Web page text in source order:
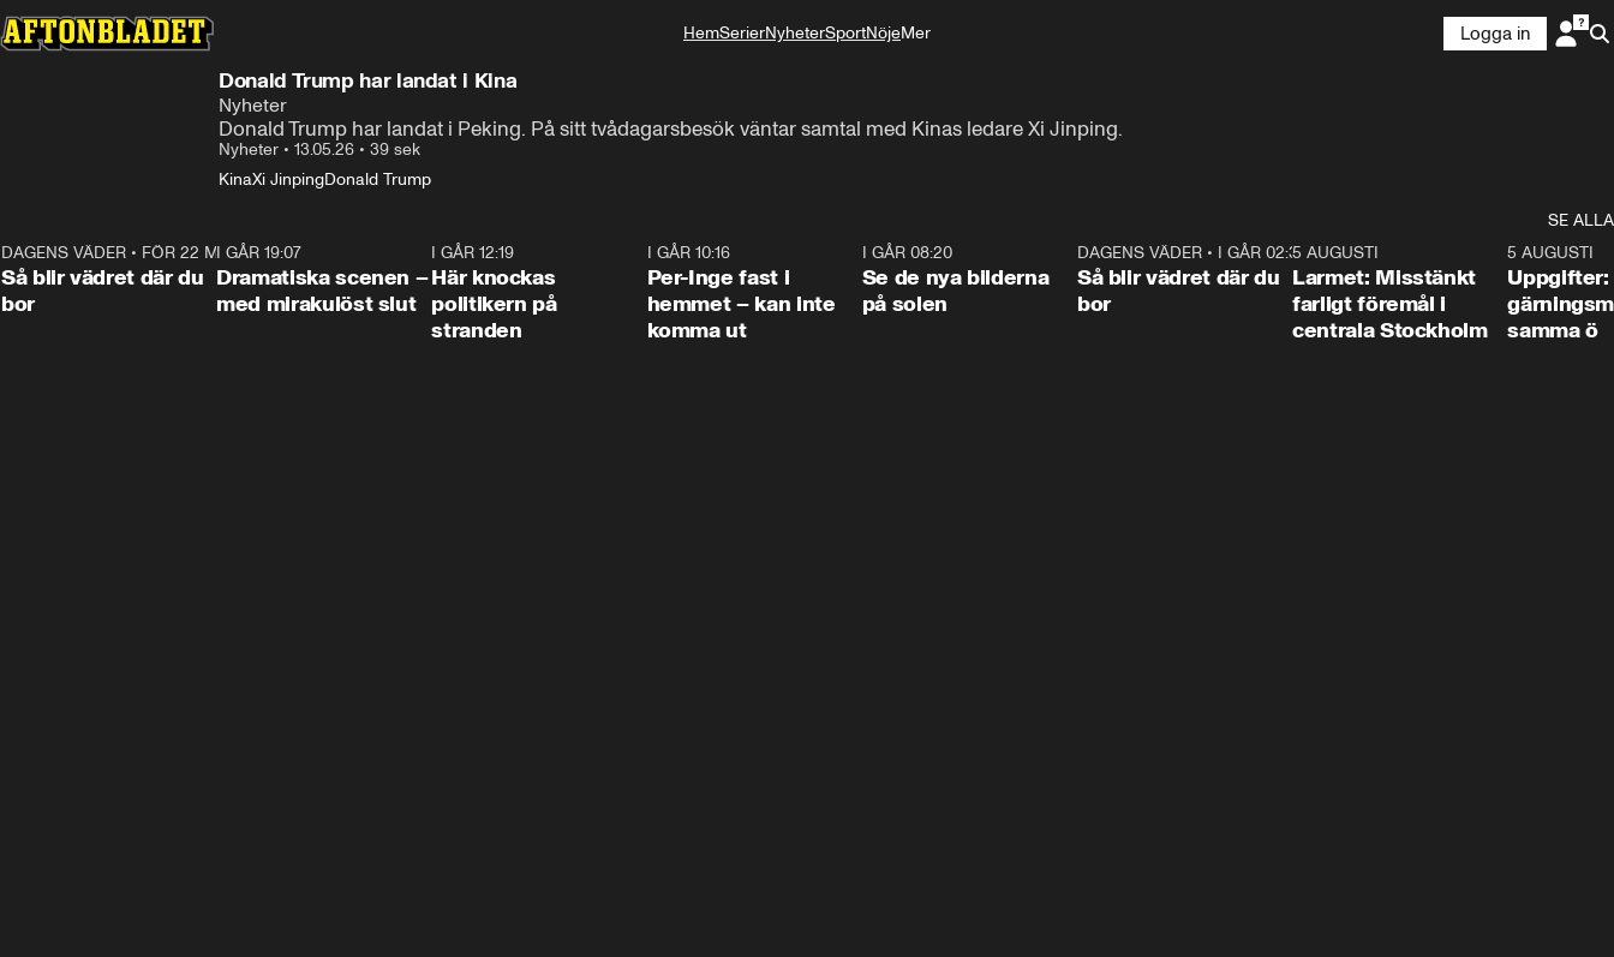
HemSerierNyheterSportNöjeMer
Logga in
Donald Trump har landat i Kina
Nyheter
Donald Trump har landat i Peking. På sitt tvådagarsbesök väntar samtal med Kinas ledare Xi Jinping.
Nyheter • 13.05.26 • 39 sek
KinaXi JinpingDonald Trump
SE ALLA
1:06
DAGENS VÄDER • FÖR 22 MIN SEN
Så blir vädret där du
bor
I GÅR 19:07
Dramatiska scenen –
med mirakulöst slut
I GÅR 12:19
Här knockas
politikern på
stranden
I GÅR 10:16
Per-Inge fast i
hemmet – kan inte
komma ut
I GÅR 08:20
Se de nya bilderna
på solen
1:06
DAGENS VÄDER• I GÅR 02:30
Så blir vädret där du
bor
0:35
5 AUGUSTI
Larmet: Misstänkt
farligt föremål i
centrala Stockholm
5 AUGUSTI
Uppgifter:
samma ö